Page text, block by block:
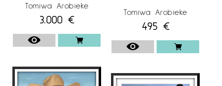
Tomiwa Arobieke
3.000 €
Tomiwa Arobieke
495 €